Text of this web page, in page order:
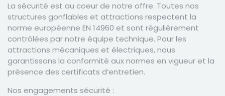
La sécurité est au coeur de notre offre. Toutes nos
structures gonflables et attractions respectent la
norme européenne EN 14960 et sont régulièrement
contrôlées par notre équipe technique. Pour les
attractions mécaniques et électriques, nous
garantissons la conformité aux normes en vigueur et la
présence des certificats d’entretien.
Nos engagements sécurité :